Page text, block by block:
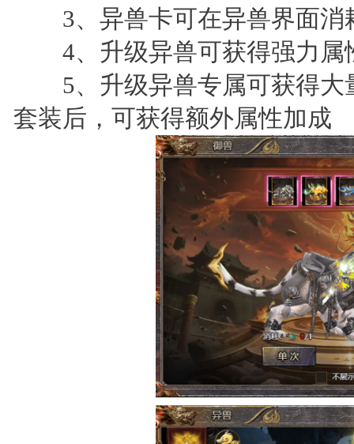
3、异兽卡可在异兽界面消
4、升级异兽可获得强力属
5、升级异兽专属可获得大
套装后，可获得额外属性加成